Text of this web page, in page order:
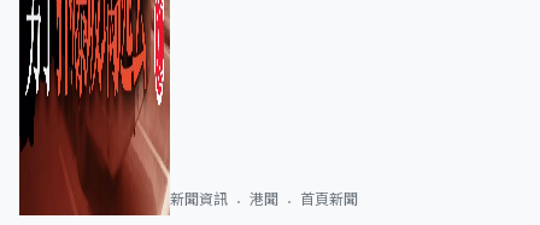
新聞資訊 港聞 首頁新聞